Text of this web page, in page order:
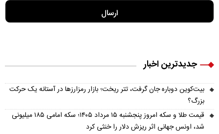
جدیدترین اخبار
بیت‌کوین دوباره جان گرفت، تتر ریخت؛ بازار رمزارزها در آستانه یک حرکت
بزرگ؟
قیمت طلا و سکه امروز پنجشنبه ۱۵ مرداد ۱۴۰۵؛ سکه امامی ۱۸۵ میلیونی
شد، اونس جهانی اثر ریزش دلار را خنثی کرد